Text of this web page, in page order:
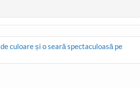
culoare și o seară spectaculoasă pe